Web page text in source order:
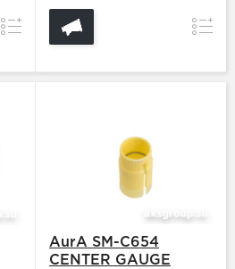
Сравнение
AurA SM-C654
CENTER GAUGE